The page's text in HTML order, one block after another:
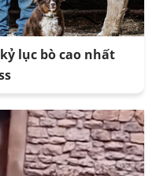
lục bò cao nhất